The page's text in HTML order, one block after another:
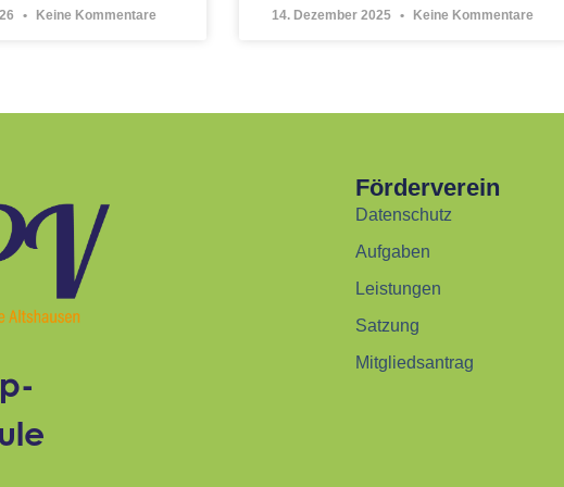
Keine Kommentare 14. Dezember 2025 Keine Kommentare
Förderverein
Datenschutz
Aufgaben
Leistungen
Satzung
Mitgliedsantrag